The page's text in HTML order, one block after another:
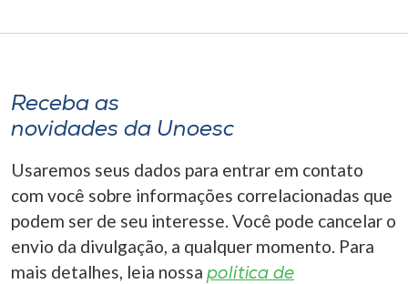
Receba as
novidades da Unoesc
Usaremos seus dados para entrar em contato
com você sobre informações correlacionadas que
podem ser de seu interesse. Você pode cancelar o
envio da divulgação, a qualquer momento. Para
mais detalhes, leia nossa política de